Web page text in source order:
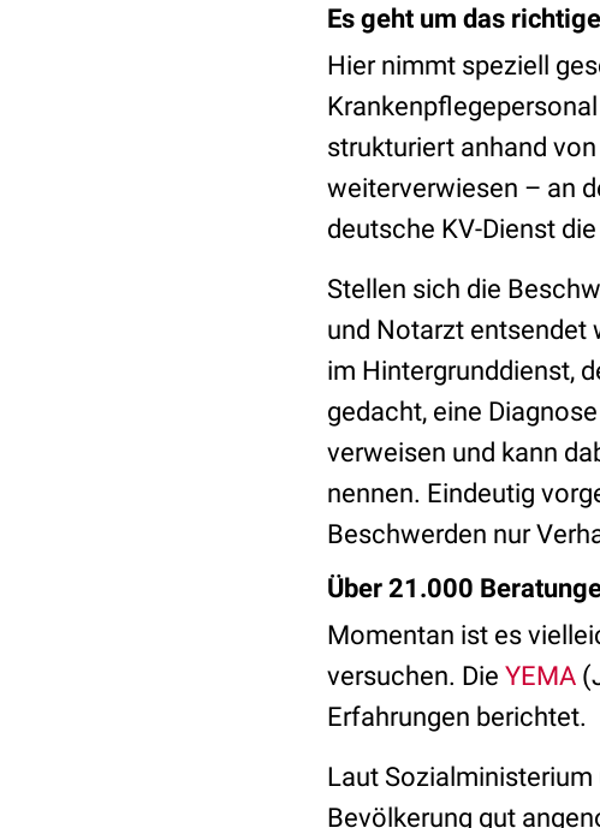
Es geht um das
Hier nimmt speziell
strukturiert anhand
weiterverwiesen – an
deutsche KV-Dienst
Stellen sich die
und Notarzt entsendet
im Hintergrunddienst,
gedacht, eine
verweisen und kann
nennen. Eindeutig
Beschwerden nur
Über 21.000
Momentan ist es
versuchen. Die YEMA
Erfahrungen berichtet.
Laut
Bevölkerung gut